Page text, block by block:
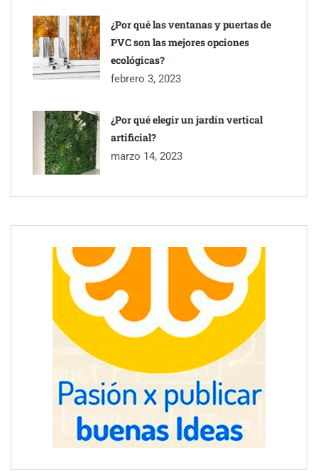
¿Por qué las ventanas y puertas de
PVC son las mejores opciones
ecológicas?
febrero 3, 2023
¿Por qué elegir un jardín vertical
artificial?
marzo 14, 2023